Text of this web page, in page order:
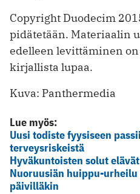
Copyright Duodecim
pidätetään. Materiaalin
edelleen levittäminen
kirjallista lupaa.
Kuva: Panthermedia
Lue myös:
Uusi todiste fyysiseen
terveysriskeistä
Hyväkuntoisten solut
Nuoruusiän huippu-
päivilläkin